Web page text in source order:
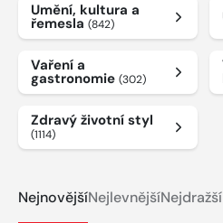
Umění, kultura a
řemesla (842)
Vaření a
gastronomie (302)
Zdravý životní styl
(1114)
NejnovějšíNejlevnějšíNejdražší